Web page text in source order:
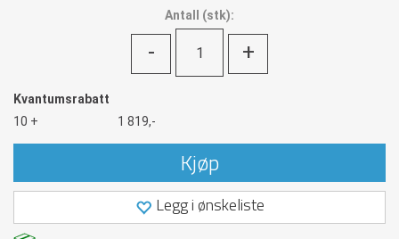
Antall (stk):
- +
Kvantumsrabatt
10 +
1 819,-
Kjøp
Legg i ønskeliste